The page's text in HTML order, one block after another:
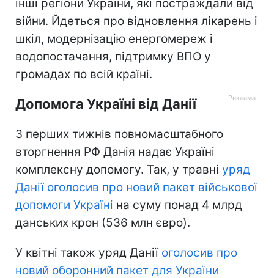
інші регіони України, які постраждали від
війни. Йдеться про відновлення лікарень і
шкіл, модернізацію енергомереж і
водопостачання, підтримку ВПО у
громадах по всій країні.
Допомога Україні від Данії
З перших тижнів повномасштабного
вторгнення РФ Данія надає Україні
комплексну допомогу. Так, у травні уряд
Данії оголосив про новий пакет військової
допомоги Україні на суму понад 4 млрд
данських крон (536 млн євро).
У квітні також уряд Данії оголосив про
новий оборонний пакет для України